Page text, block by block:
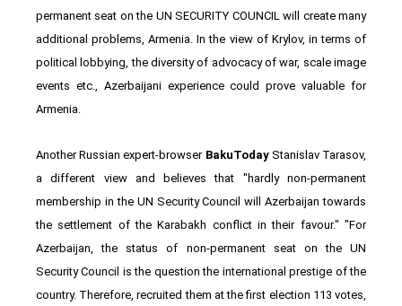
permanent seat on the UN SECURITY COUNCIL will create many
additional problems, Armenia. In the view of Krylov, in terms of
political lobbying, the diversity of advocacy of war, scale image
events etc., Azerbaijani experience could prove valuable for
Armenia.
Another Russian expert-browser BakuTodayStanislav Tarasov,
a different view and believes that "hardly non-permanent
membership in the UN Security Council will Azerbaijan towards
the settlement of the Karabakh conflict in their favour." "For
Azerbaijan, the status of non-permanent seat on the UN
Security Council is the question the international prestige of the
country. Therefore, recruited them at the first election 113 votes,